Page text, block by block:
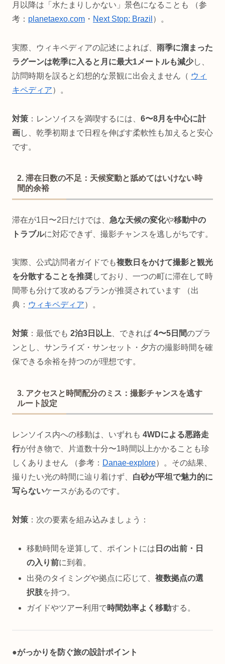
月以降は「水たまりしかない」景色になることも （参
考： planetaexo.com ・ Next Stop: Brazil ）。
実際、ウィキペディアの記述によれば、 雨季に溜まった
ラグーンは乾季に入ると月に最大1メートルも減少し、
訪問時期を誤ると幻想的な景観に出会えません（ ウィ
キペディア）。
対策 ：レンソイスを満喫するには、 6〜8月を中心に計
画し、乾季初期まで日程を伸ばす柔軟性も加えると安心
です。
2. 滞在日数の不足：天候変動と舐めてはいけない時
間的余裕
滞在が1日〜2日だけでは、 急な天候の変化や移動中の
トラブルに対応できず、撮影チャンスを逃しがちです。
実際、公式訪問者ガイドでも複数日をかけて撮影と観光
を分散することを推奨しており、一つの町に滞在して時
間帯も分けて攻めるプランが推奨されています （出
典： ウィキペディア）。
対策 ：最低でも 2泊3日以上 、できれば 4〜5日間のプラ
ンとし、サンライズ・サンセット・夕方の撮影時間を確
保できる余裕を持つのが理想です。
3. アクセスと時間配分のミス：撮影チャンスを逃す
ルート設定
レンソイス内への移動は、いずれも 4WDによる悪路走
行が付き物で、片道数十分〜1時間以上かかることも珍
しくありません （参考： Danae-explore）。その結果、
撮りたい光の時間に辿り着けず、 白砂が平坦で魅力的に
写らないケースがあるのです。
対策 ：次の要素を組み込みましょう：
移動時間を逆算して、ポイントには 日の出前・日
の入り前に到着。
出発のタイミングや拠点に応じて、複数拠点の選
択肢を持つ。
ガイドやツアー利用で時間効率よく移動する。
●がっかりを防ぐ旅の設計ポイント